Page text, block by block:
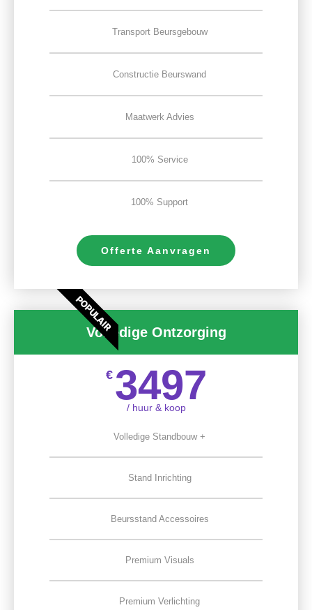
Transport Beursgebouw
Constructie Beurswand
Maatwerk Advies
100% Service
100% Support
Offerte Aanvragen
POPULAIR
Volledige Ontzorging
€ 3497
/ huur & koop
Volledige Standbouw +
Stand Inrichting
Beursstand Accessoires
Premium Visuals
Premium Verlichting